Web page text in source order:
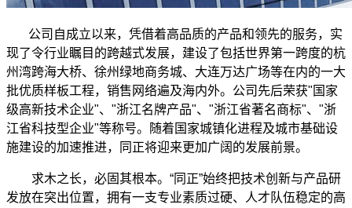
公司自成立以来，凭借着高品质的产品和领先的服务，实
现了令行业瞩目的跨越式发展，建设了包括世界第一跨度的杭
州湾跨海大桥、徐州绿地商务城、大连万达广场等在内的一大
批优质样板工程，销售网络遍及海内外。公司先后荣获"国家
级高新技术企业"、"浙江名牌产品"、"浙江省著名商标"、"浙
江省科技型企业"等称号。随着国家城镇化进程及城市基础设
施建设的加速推进，同正将迎来更加广阔的发展前景。
求木之长，必固其根本。“同正”始终把技术创新与产品研
发放在突出位置，拥有一支专业素质过硬、人才队伍稳定的高